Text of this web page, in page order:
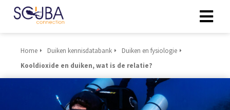
Home Duiken kennisdatabank
Duiken en fysiologie
Kooldioxide en duiken, wat is de relatie?